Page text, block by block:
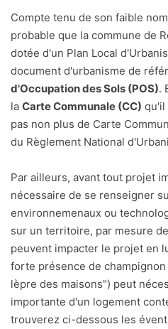
Compte tenu de son faible
probable que la commune de
dotée d'un Plan Local
document d'urbanisme de
d'Occupation des Sols (POS).
la Carte Communale (CC) qu'il
pas non plus de Carte
du Règlement National
Par ailleurs, avant tout projet
nécessaire de se renseigner
environnemenaux ou
sur un territoire, par mesure
peuvent impacter le projet en
forte présence de
lèpre des maisons") peut
importante d'un logement
trouverez ci-dessous les